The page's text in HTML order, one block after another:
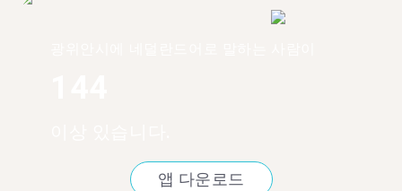
앱 다운로드